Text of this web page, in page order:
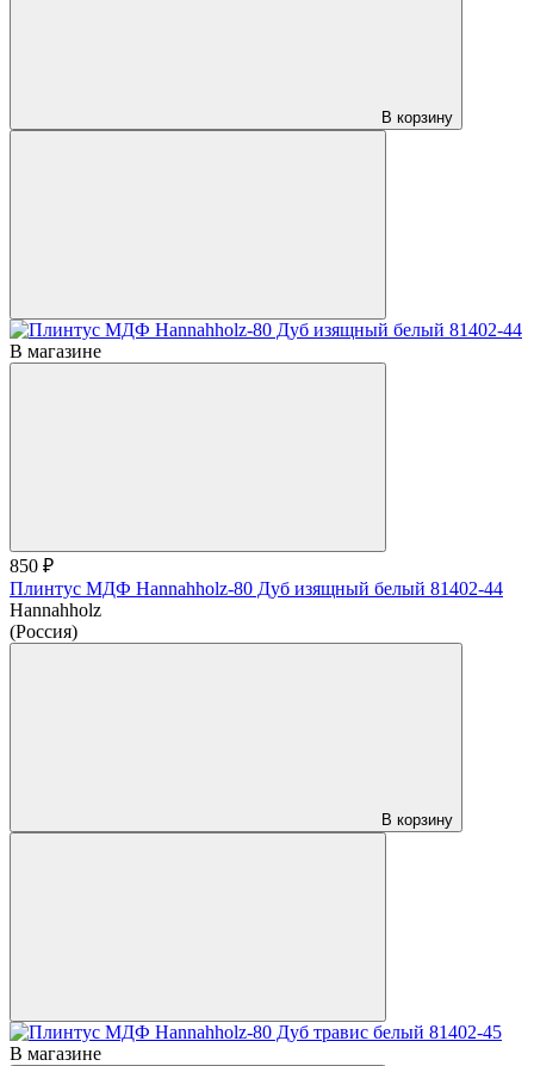
В корзину
В магазине
850 ₽
Плинтус МДФ Hannahholz-80 Дуб изящный белый 81402-44
Hannahholz
(Россия)
В корзину
В магазине